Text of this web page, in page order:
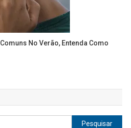
No Verão, Entenda Como
Pesquisar